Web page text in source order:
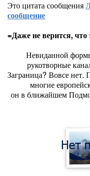
Это цитата сообщения
сообщение
=Даже не верится, что
Невиданной
рукотворные
Заграница? Вовсе нет.
многие
он в ближайшем